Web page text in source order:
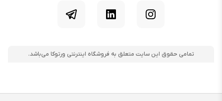
اینستاگرام لینکدین
تمامی حقوق این سایت متعلق به فروشگاه اینترنتی ورتوکا می‌باشد.